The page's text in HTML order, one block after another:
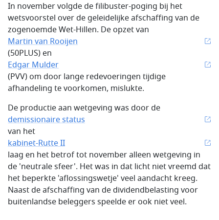
In november volgde de filibuster-poging bij het
wetsvoorstel over de geleidelijke afschaffing van de
zogenoemde Wet-Hillen. De opzet van
Martin van Rooijen
(50PLUS) en
Edgar Mulder
(PVV) om door lange redevoeringen tijdige
afhandeling te voorkomen, mislukte.
De productie aan wetgeving was door de
demissionaire status
van het
kabinet-Rutte II
laag en het betrof tot november alleen wetgeving in
de 'neutrale sfeer'. Het was in dat licht niet vreemd dat
het beperkte 'aflossingswetje' veel aandacht kreeg.
Naast de afschaffing van de dividendbelasting voor
buitenlandse beleggers speelde er ook niet veel.